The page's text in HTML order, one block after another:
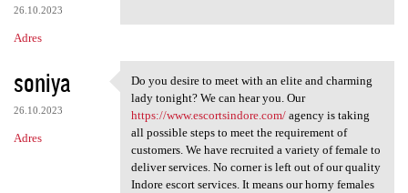
26.10.2023
Adres
soniya
26.10.2023
Adres
Do you desire to meet with an
Do you desire to meet with an elite and charming
lady tonight? We can hear you. Our
https://www.escortsindore.com/agency is taking
all possible steps to meet the requirement of
customers. We have recruited a variety of female to
deliver services. No corner is left out of our quality
Indore escort services. It means our horny females